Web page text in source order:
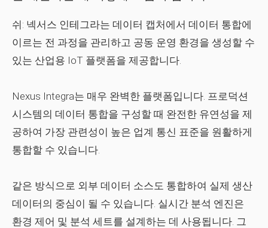
쉬: 넥서스 인테그라는 데이터 캡처에서 데이터 통합에
이르는 전 과정을 관리하고 공동 운영 환경을 생성할 수
있는 산업용 IoT 플랫폼을 제공합니다.
Nexus Integra는 매우 완벽한 플랫폼입니다. 프로덕션
시스템의 데이터 통합을 구성할 때 완전한 유연성을 제
공하여 가장 관련성이 높은 업계 통신 표준을 원활하게
통합할 수 있습니다.
같은 방식으로 외부 데이터 소스도 통합하여 실제 생산
데이터의 중심이 될 수 있습니다. 실시간 분석 엔진은
환경 제어 및 분석 세트를 설계하는 데 사용됩니다. 그